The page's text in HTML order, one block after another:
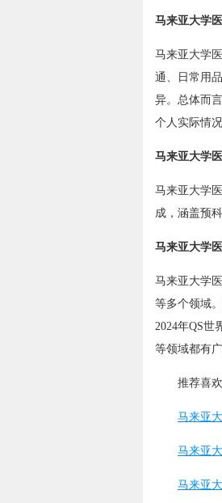
马来亚大学
马来亚大学
通、日常用
异。总体而
个人实际情况
马来亚大学
马来亚大学
成，涵盖预
马来亚大学
马来亚大学
等多个领域
2024年QS世
等领域都有
推荐喜欢
马来亚
马来亚
马来亚